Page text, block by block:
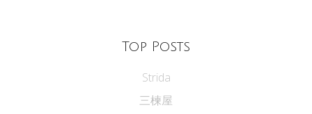
Top Posts
Strida
三楝屋